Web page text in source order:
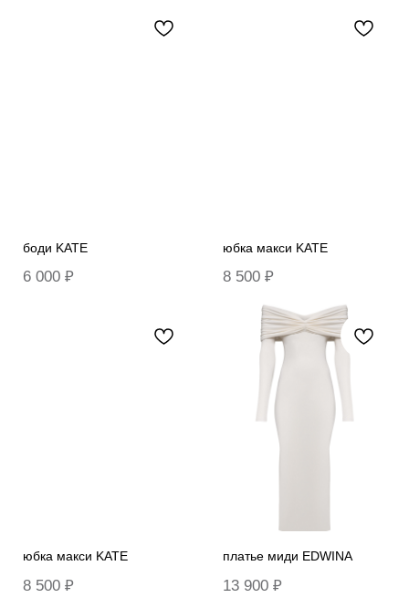
боди KATE
6 000 ₽
юбка макси KATE
8 500 ₽
юбка макси KATE
8 500 ₽
платье миди EDWINA
13 900 ₽